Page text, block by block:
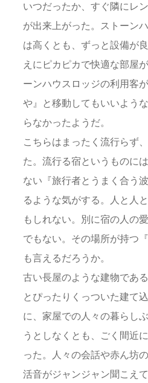
いつだったか、すぐ隣にレ
が出来上がった。ストーン
は高くとも、ずっと設備が
えにピカピカで快適な部屋
ーンハウスロッジの利用客
や』と移動してもいいよう
らなかったようだ。
こちらはまったく流行らず
た。流行る宿というものに
ない『旅行者とうまく合う
るような気がする。人と人
もしれない。別に宿の人の
でもない。その場所が持つ
も言えるだろうか。
古い長屋のような建物であ
とぴったりくっついた建て
に、家屋での人々の暮らし
うとしなくとも、ごく間近
った。人々の会話や赤ん坊
活音がジャンジャン聞こえ